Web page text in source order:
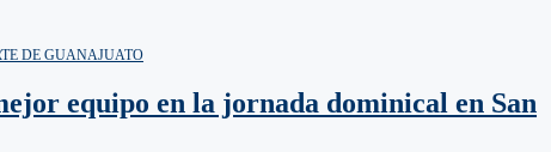
DE GUANAJUATO
equipo en la jornada dominical en San